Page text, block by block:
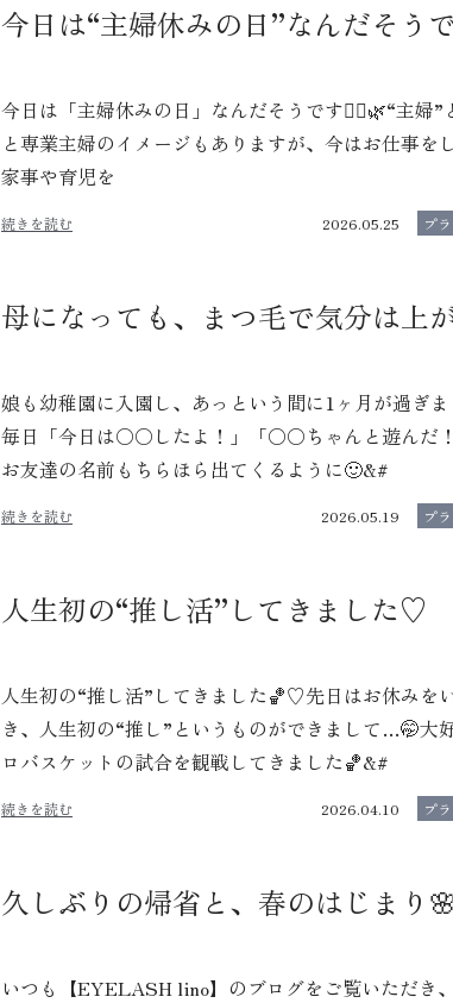
今日は“主婦休みの日”なんだそう
今日は「主婦休みの日」なんだそうです🙂‍↕️🌿“主婦”
と専業主婦のイメージもありますが、今はお仕事を
家事や育児を
続きを読む 2026.05.25 プ
母になっても、まつ毛で気分は上
娘も幼稚園に入園し、あっという間に1ヶ月が過ぎ
毎日「今日は○○したよ！」「○○ちゃんと遊んだ！
お友達の名前もちらほら出てくるように🙂‍&#
続きを読む 2026.05.19 プ
人生初の“推し活”してきました♡
人生初の“推し活”してきました🏀♡先日はお休みを
き、人生初の“推し”というものができまして…🤭大
ロバスケットの試合を観戦してきました🏀&#
続きを読む 2026.04.10 プ
久しぶりの帰省と、春のはじまり🌸
いつも【EYELASH lino】のブログをご覧いただき